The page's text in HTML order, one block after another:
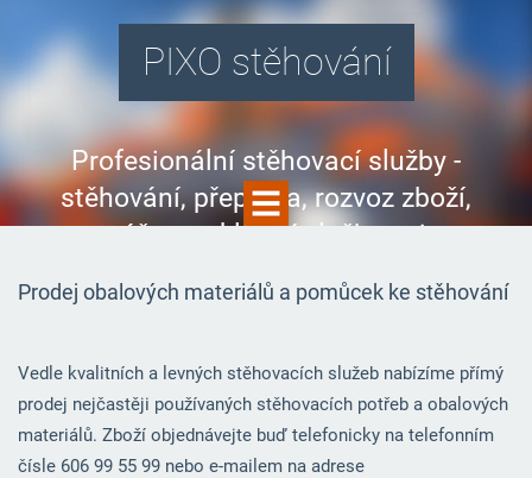
PIXO stěhování
Profesionální stěhovací služby -
stěhování, přeprava, rozvoz zboží,
montáže a vyklízecí služby nejen v
Prodej obalových materiálů a pomůcek ke stěhování
Vedle kvalitních a levných stěhovacích služeb nabízíme přímý
prodej nejčastěji používaných stěhovacích potřeb a obalových
materiálů. Zboží objednávejte buď telefonicky na telefonním
čísle 606 99 55 99 nebo e-mailem na adrese